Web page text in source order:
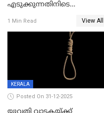
എടുക്കുന്നതിനിടെ
വധശ്രമക്കേസ് പ്രതി പിടിയിൽ
1 Min Read View All
KERALA
Posted On 31-12-2025